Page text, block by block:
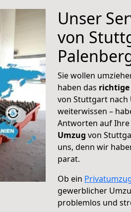
Unser
von
Sie wollen
haben das
von Stuttgart nach
weiterwissen –
Antworten auf Ihre
Umzug von
uns, denn wir
parat.
Ob ein
gewerblicher
problemlos und